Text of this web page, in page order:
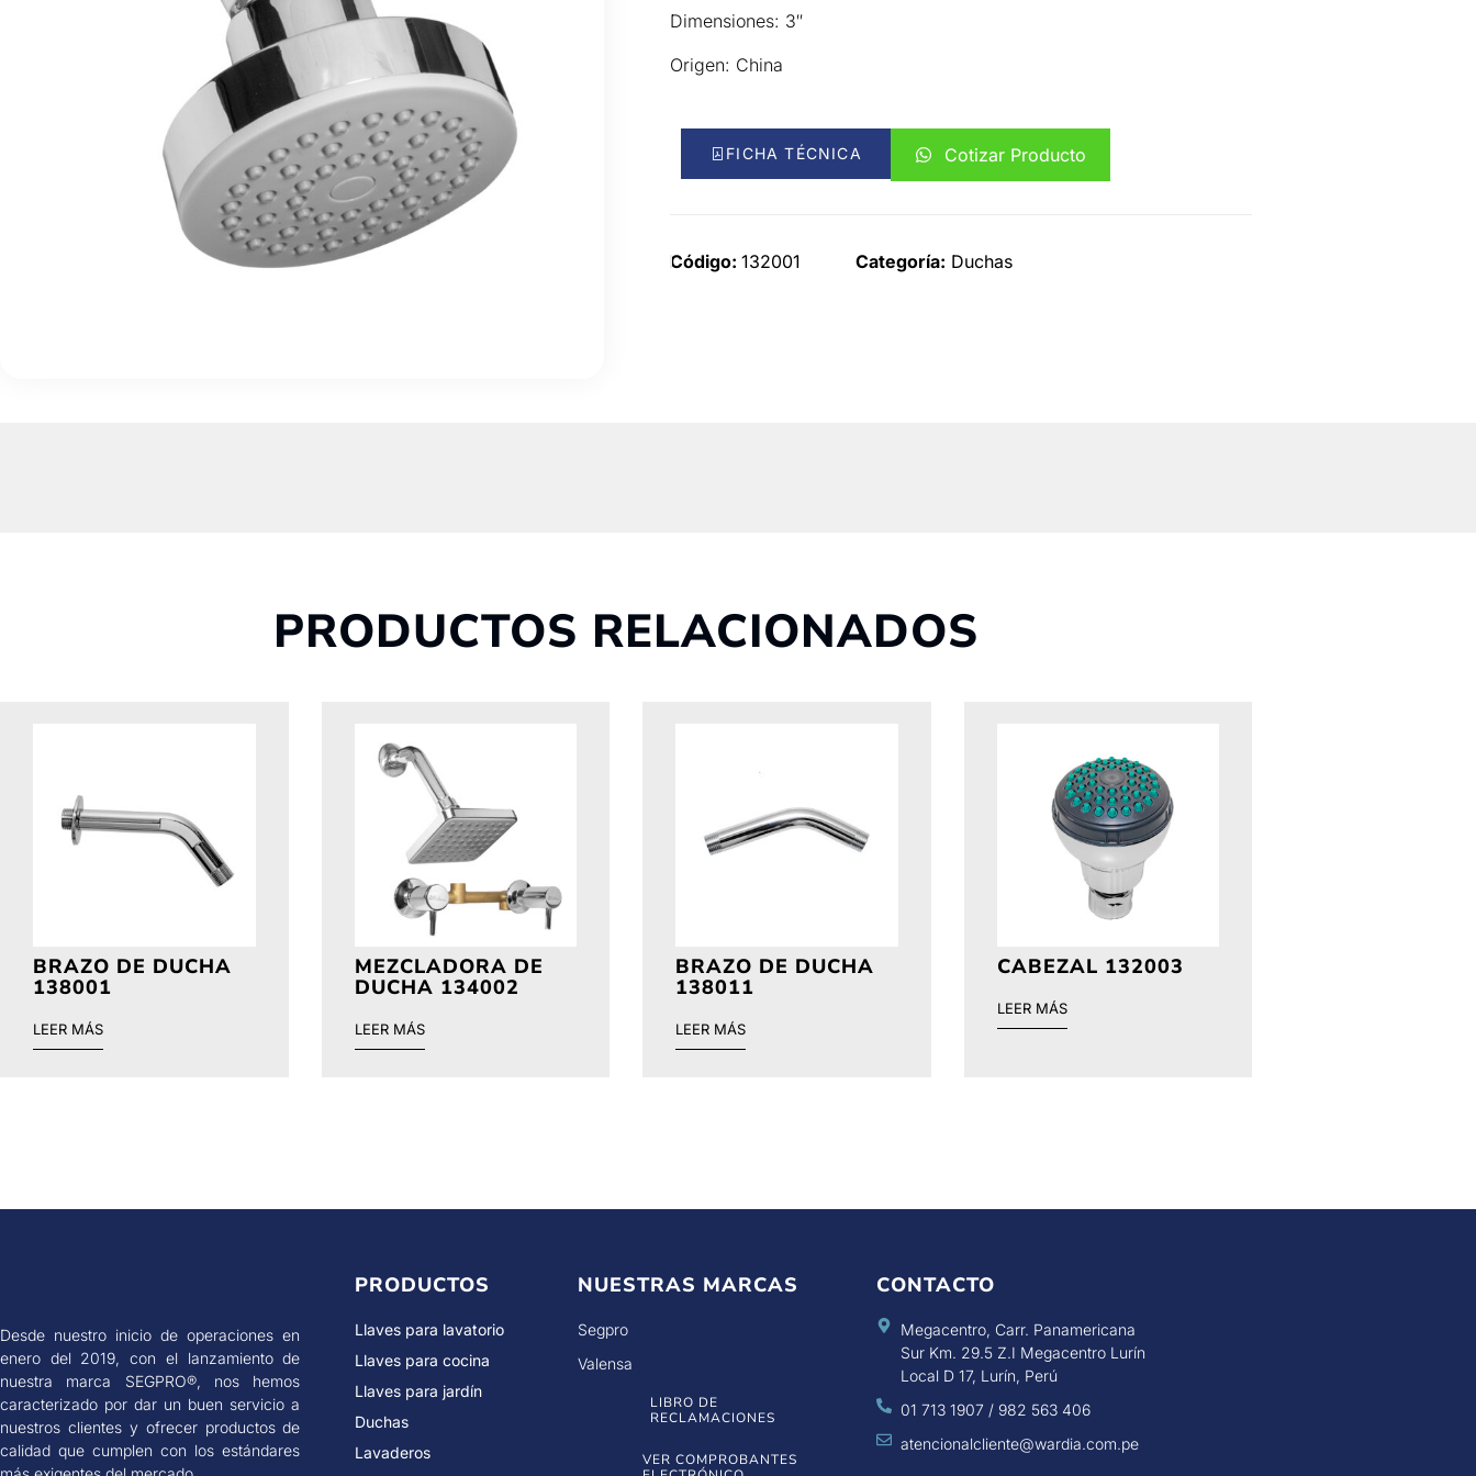
Dimensiones: 3″
Origen: China
FICHA TÉCNICA Cotizar Producto
Código: 132001 Categoría: Duchas
PRODUCTOS RELACIONADOS
BRAZO DE DUCHA
138001
LEER MÁS
MEZCLADORA DE
DUCHA 134002
LEER MÁS
BRAZO DE DUCHA
138011
LEER MÁS
CABEZAL 132003
LEER MÁS
Desde nuestro inicio de operaciones en
enero del 2019, con el lanzamiento de
nuestra marca SEGPRO®, nos hemos
caracterizado por dar un buen servicio a
nuestros clientes y ofrecer productos de
calidad que cumplen con los estándares
PRODUCTOS
Llaves para lavatorio
Llaves para cocina
Llaves para jardín
Duchas
Lavaderos
NUESTRAS MARCAS
Segpro
Valensa
LIBRO DE
RECLAMACIONES
VER COMPROBANTES
CONTACTO
Megacentro, Carr. Panamericana
Sur Km. 29.5 Z.I Megacentro Lurín
Local D 17, Lurín, Perú
01 713 1907 / 982 563 406
atencionalcliente@wardia.com.pe